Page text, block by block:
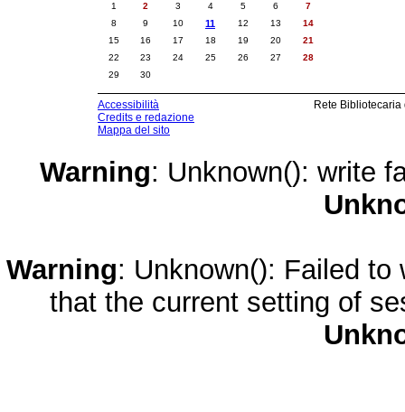
1
2 3 4 5 6
7
8
9 10 11 12 13
14
15
16 17 18 19 20
21
22
23 24 25 26 27
28
29
30
Accessibilità
Credits e redazione
Mappa del sito
Rete
Warning: Unknown(): write
Warning: Unknown(): Failed
that the current setting of